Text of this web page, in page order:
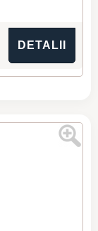
DETALII